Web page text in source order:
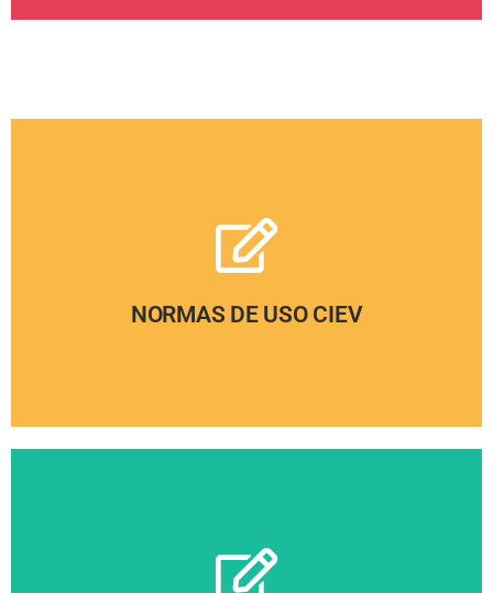
NORMAS DE USO CIEV
Pinche aquí